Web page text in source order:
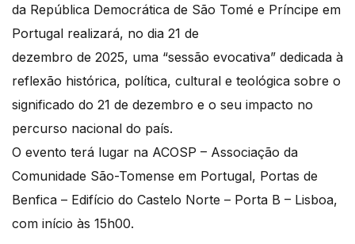
da República Democrática de São Tomé e Príncipe em
Portugal realizará, no dia 21 de
dezembro de 2025, uma “sessão evocativa” dedicada à
reflexão histórica, política, cultural e teológica sobre o
significado do 21 de dezembro e o seu impacto no
percurso nacional do país.
O evento terá lugar na ACOSP – Associação da
Comunidade São-Tomense em Portugal, Portas de
Benfica – Edifício do Castelo Norte – Porta B – Lisboa,
com início às 15h00.